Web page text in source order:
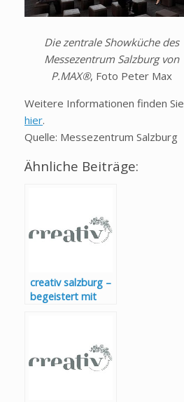
Die zentrale Showküche des
Messezentrum Salzburg von
P.MAX®, Foto Peter Max
Weitere Informationen finden Sie
hier.
Quelle: Messezentrum Salzburg
Ähnliche Beiträge:
creativ salzburg –
begeistert mit